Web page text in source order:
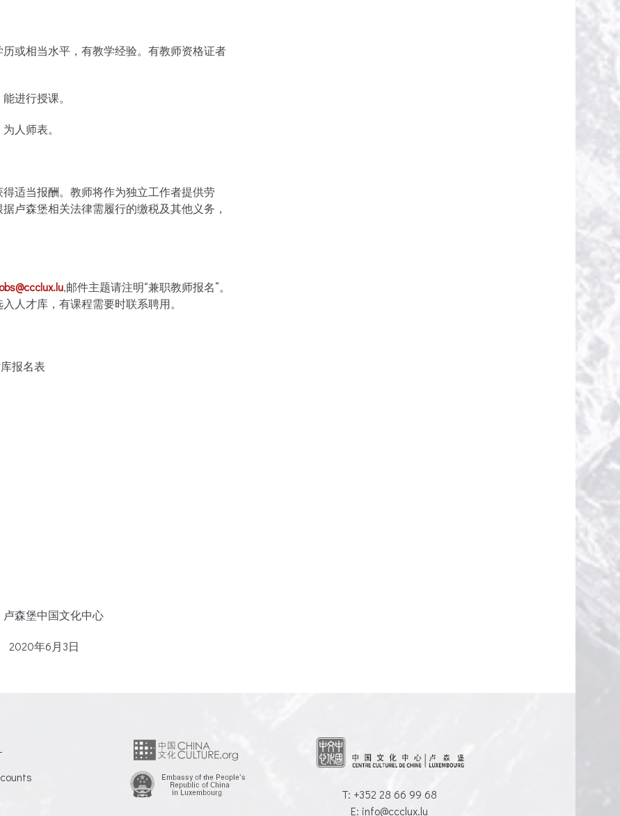
相当水平，有教学经验。有教师资格证者
进行授课。
人师表。
当报酬。教师将作为独立工作者提供劳
卢森堡相关法律需履行的缴税及其他义务，
,邮件主题请注明“兼职教师报名”。
人才库，有课程需要时联系聘用。
报名表
中心
3日
T: +352 28 66 99 68
E: info@ccclux.lu